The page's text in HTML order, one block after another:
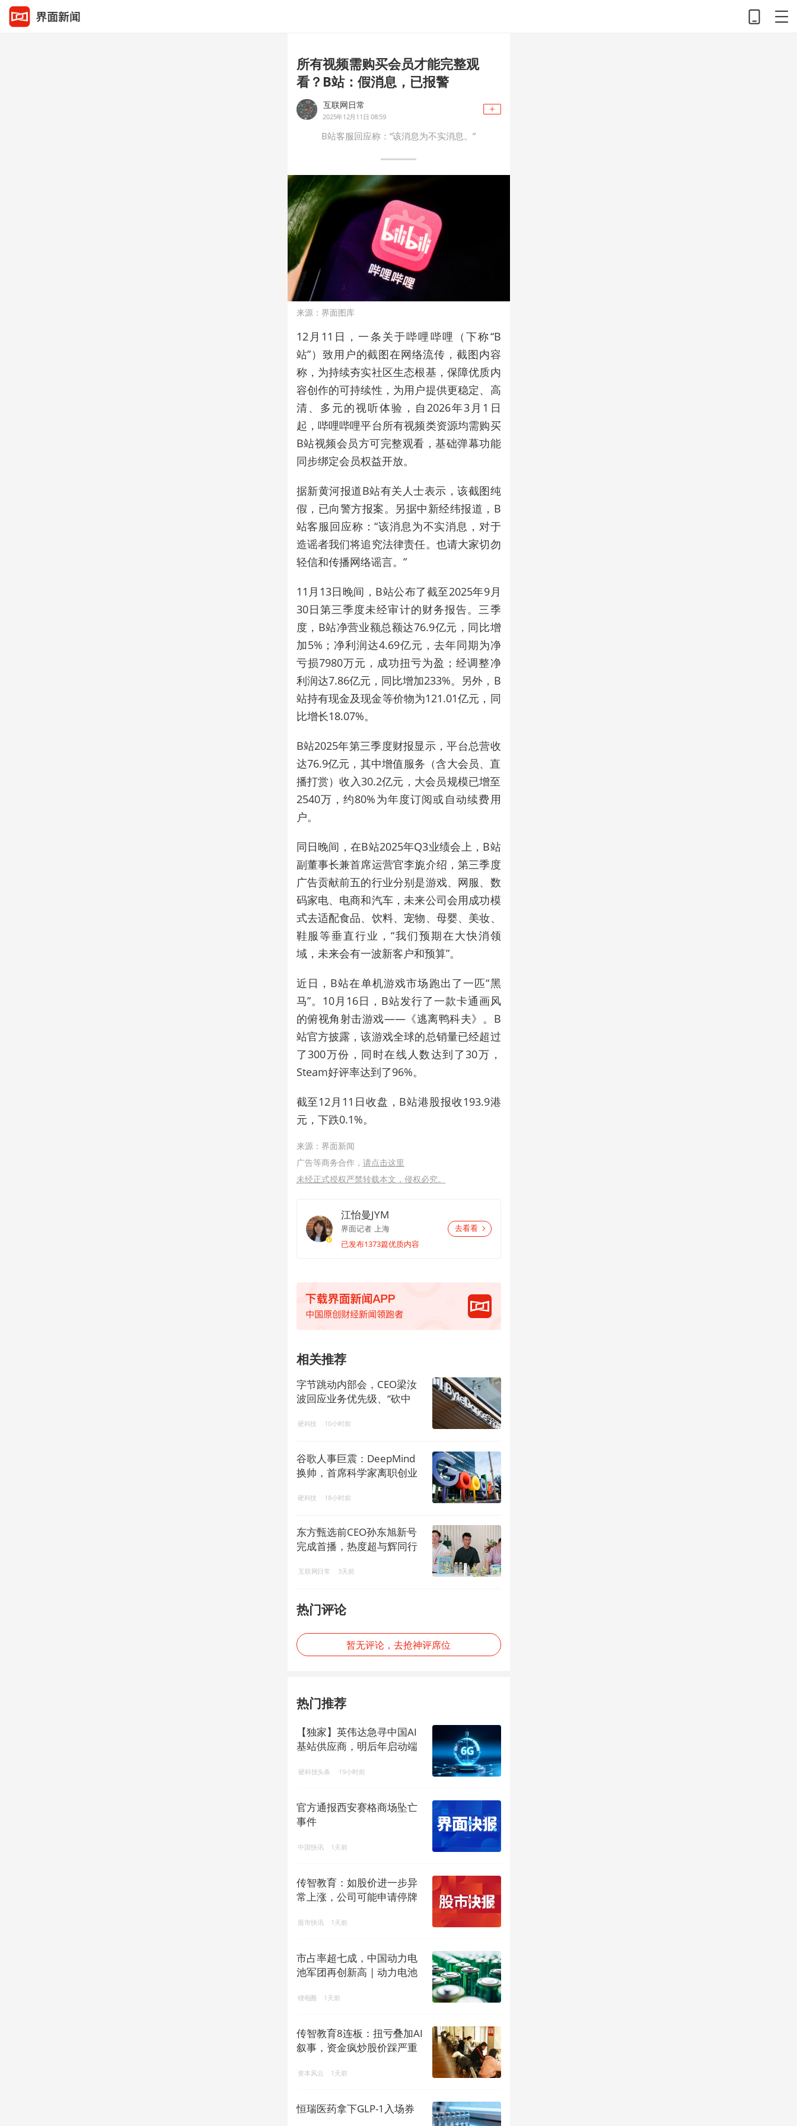
所有视频需购买会员才能完整观
看？B站：假消息，已报警
互联网日常
2025年12月11日 08:59
B站客服回应称：“该消息为不实消息。”
来源：界面图库
12月11日，一条关于哔哩哔哩（下称“B
站”）致用户的截图在网络流传，截图内容
称，为持续夯实社区生态根基，保障优质内
容创作的可持续性，为用户提供更稳定、高
清、多元的视听体验，自2026年3月1日
起，哔哩哔哩平台所有视频类资源均需购买
B站视频会员方可完整观看，基础弹幕功能
同步绑定会员权益开放。
据新黄河报道B站有关人士表示，该截图纯
假，已向警方报案。另据中新经纬报道，B
站客服回应称：“该消息为不实消息，对于
造谣者我们将追究法律责任。也请大家切勿
轻信和传播网络谣言。”
11月13日晚间，B站公布了截至2025年9月
30日第三季度未经审计的财务报告。三季
度，B站净营业额总额达76.9亿元，同比增
加5%；净利润达4.69亿元，去年同期为净
亏损7980万元，成功扭亏为盈；经调整净
利润达7.86亿元，同比增加233%。另外，B
站持有现金及现金等价物为121.01亿元，同
比增长18.07%。
B站2025年第三季度财报显示，平台总营收
达76.9亿元，其中增值服务（含大会员、直
播打赏）收入30.2亿元，大会员规模已增至
2540万，约80%为年度订阅或自动续费用
户。
同日晚间，在B站2025年Q3业绩会上，B站
副董事长兼首席运营官李旎介绍，第三季度
广告贡献前五的行业分别是游戏、网服、数
码家电、电商和汽车，未来公司会用成功模
式去适配食品、饮料、宠物、母婴、美妆、
鞋服等垂直行业，“我们预期在大快消领
域，未来会有一波新客户和预算”。
近日，B站在单机游戏市场跑出了一匹“黑
马”。10月16日，B站发行了一款卡通画风
的俯视角射击游戏——《逃离鸭科夫》。B
站官方披露，该游戏全球的总销量已经超过
了300万份，同时在线人数达到了30万，
Steam好评率达到了96%。
截至12月11日收盘，B站港股报收193.9港
元，下跌0.1%。
来源：界面新闻
广告等商务合作， 请点击这里
未经正式授权严禁转载本文，侵权必究。
江怡曼JYM
界面记者 上海
已发布1373篇优质内容
去看看
相关推荐
字节跳动内部会，CEO梁汝
波回应业务优先级、“砍中
硬科技 10小时前
谷歌人事巨震：DeepMind
换帅，首席科学家离职创业
硬科技 18小时前
东方甄选前CEO孙东旭新号
完成首播，热度超与辉同行
互联网日常 3天前
热门评论
暂无评论，去抢神评席位
热门推荐
【独家】英伟达急寻中国AI
基站供应商，明后年启动端
硬科技头条 19小时前
官方通报西安赛格商场坠亡
事件
中国快讯 1天前
传智教育：如股价进一步异
常上涨，公司可能申请停牌
股市快讯 1天前
市占率超七成，中国动力电
池军团再创新高 | 动力电池
锂电圈 1天前
传智教育8连板：扭亏叠加AI
叙事，资金疯炒股价踩严重
资本风云 1天前
恒瑞医药拿下GLP-1入场券